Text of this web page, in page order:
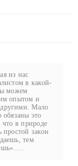
из нас
в какой-
можем
опытом и
Мало
обязаны это
что в природе
простой закон
тем